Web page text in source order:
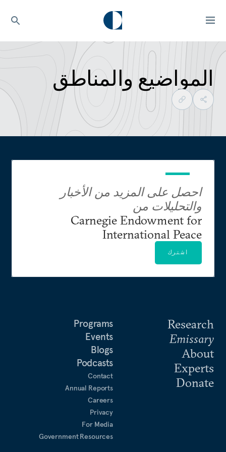
المواضيع والمناطق
Research
Emissary
About
Experts
Donate
Programs
Events
Blogs
Podcasts
Contact
Annual Reports
Careers
Privacy
For Media
Government Resources
احصل على المزيد من الأخبار
والتحليلات من
Carnegie Endowment for
International Peace
اشترك